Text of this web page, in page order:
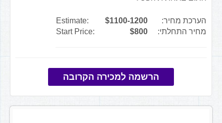
הערכת מחיר: $1100-1200
Estimate:
מחיר התחלתי:
$800
Start Price:
הרשמה למכירה הקרובה